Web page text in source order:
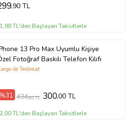
,90 TL
TL'den Başlayan Taksitlerle
13 Pro Max Uyumlu Kişiye
Fotoğraf Baskılı Telefon Kılıfı
ile Teslimat
%31 434,80 TL 300,00 TL
TL'den Başlayan Taksitlerle